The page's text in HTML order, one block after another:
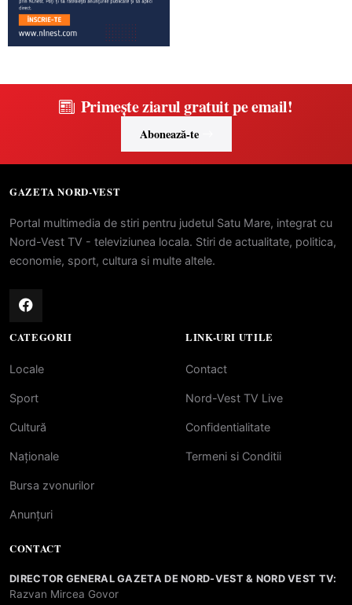
Primește ziarul gratuit pe email!
Abonează-te
GAZETA NORD-VEST
Portal multimedia de stiri pentru judetul Satu Mare, integrat cu
Nord-Vest TV - televiziunea locala. Stiri de actualitate, politica,
economie, sport, cultura si multe altele.
CATEGORII
Locale
Sport
Cultură
Naționale
Bursa zvonurilor
Anunțuri
LINK-URI UTILE
Contact
Nord-Vest TV Live
Confidentialitate
Termeni si Conditii
CONTACT
DIRECTOR GENERAL GAZETA DE NORD-VEST & NORD VEST TV:
Razvan Mircea Govor